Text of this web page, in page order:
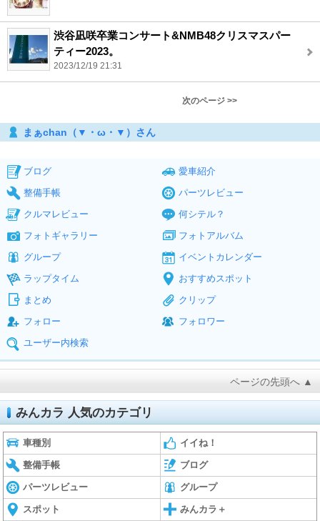
渋谷凪咲卒業コンサート&NMB48クリスマスパー
ティー2023。
2023/12/19 21:31
次のページ >>
まぁchan（▼・ω・▼）さん
ブログ
愛車紹介
整備手帳
パーツレビュー
クルマレビュー
何シテル？
フォトギャラリー
フォトアルバム
グループ
イベントカレンダー
ラップタイム
おすすめスポット
まとめ
クリップ
フォロー
フォロワー
ユーザー内検索
ページの先頭へ ▲
みんカラ 人気のカテゴリ
車種別 イイね！
整備手帳 ブログ
パーツレビュー グループ
スポット みんカラ＋